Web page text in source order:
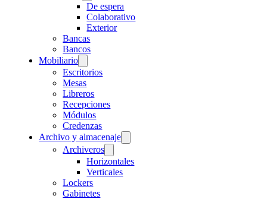
De espera
Colaborativo
Exterior
Bancas
Bancos
Mobiliario
Escritorios
Mesas
Libreros
Recepciones
Módulos
Credenzas
Archivo y almacenaje
Archiveros
Horizontales
Verticales
Lockers
Gabinetes